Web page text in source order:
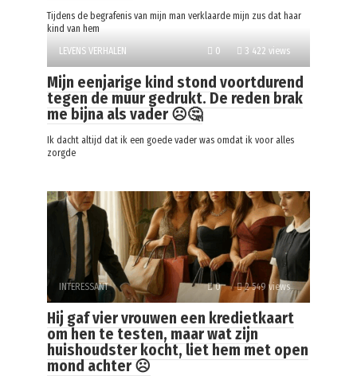
Tijdens de begrafenis van mijn man verklaarde mijn zus dat haar
kind van hem
LEVENS VERHALEN
0 3 422 views
Mijn eenjarige kind stond voortdurend
tegen de muur gedrukt. De reden brak
me bijna als vader ☹️🤔
Ik dacht altijd dat ik een goede vader was omdat ik voor alles
zorgde
INTERESSANT 0 2 549 views
Hij gaf vier vrouwen een kredietkaart
om hen te testen, maar wat zijn
huishoudster kocht, liet hem met open
mond achter ☹️